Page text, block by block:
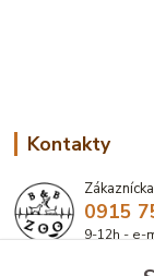
Kontakty
0915
9-12h - e-